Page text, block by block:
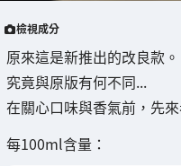
檢視成分
原來這是新推出的改良款。
究竟與原版有何不同...
在關心口味與香氣前，先
每100ml含量：